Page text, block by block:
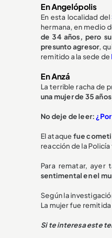
En Angelópolis
En esta localidad del
hermana, en medio
de 34 años, pero
presunto agresor,
remitido a la sede de
En Anzá
La terrible racha de
una mujer de 35
No deje de leer:
El ataque fue
reacción de la
Para rematar, ayer
sentimental en el
Según la
La mujer fue
Si te interesa este